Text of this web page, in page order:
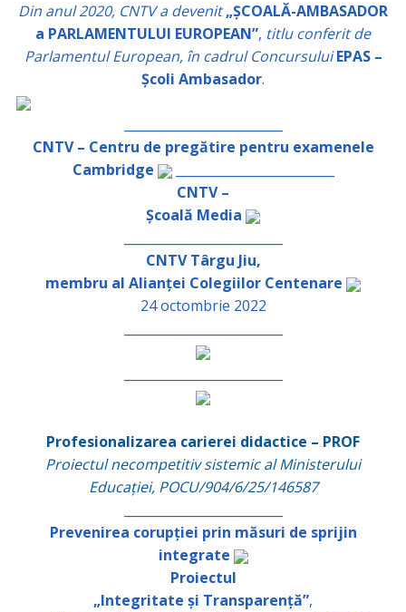
Din anul 2020, CNTV a devenit „ȘCOALĂ-AMBASADOR
a PARLAMENTULUI EUROPEAN”, titlu conferit de
Parlamentul European, în cadrul Concursului EPAS –
Școli Ambasador.
CNTV – Centru de pregătire pentru examenele
Cambridge
_________________________
CNTV –
Școală Media
CNTV Târgu Jiu,
membru al Alianței Colegiilor Centenare
24 octombrie 2022
Profesionalizarea carierei didactice – PROF
Proiectul necompetitiv sistemic al Ministerului
Educației, POCU/904/6/25/146587
Prevenirea corupției prin măsuri de sprijin
integrate
Proiectul
„Integritate și Transparență”,